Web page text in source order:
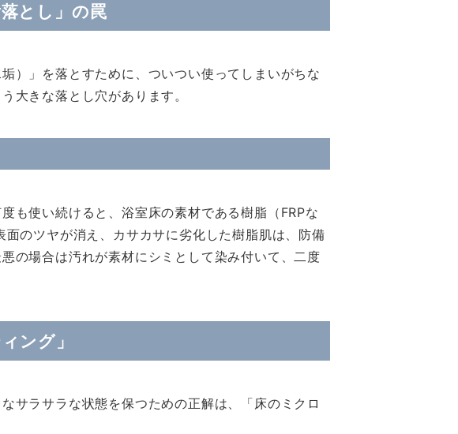
とし」の罠
）」を落とすために、ついつい使ってしまいがちな
大きな落とし穴があります。
も使い続けると、浴室床の素材である樹脂（FRPな
のツヤが消え、カサカサに劣化した樹脂肌は、防備
の場合は汚れが素材にシミとして染み付いて、二度
ング」
サラサラな状態を保つための正解は、「床のミクロ